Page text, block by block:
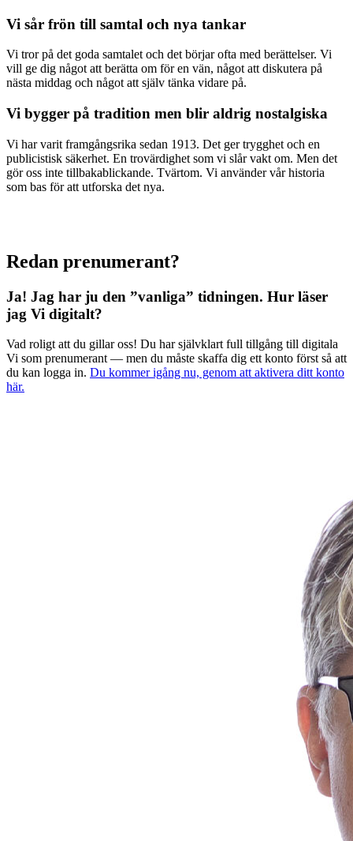
Vi sår frön till samtal och nya tankar
Vi tror på det goda samtalet och det börjar ofta med berättelser. Vi
vill ge dig något att berätta om för en vän, något att diskutera på
nästa middag och något att själv tänka vidare på.
Vi bygger på tradition men blir aldrig nostalgiska
Vi har varit framgångsrika sedan 1913. Det ger trygghet och en
publicistisk säkerhet. En trovärdighet som vi slår vakt om. Men det
gör oss inte tillbakablickande. Tvärtom. Vi använder vår historia
som bas för att utforska det nya.
Redan prenumerant?
Ja! Jag har ju den ”vanliga” tidningen. Hur läser
jag Vi digitalt?
Vad roligt att du gillar oss! Du har självklart full tillgång till digitala
Vi som prenumerant — men du måste skaffa dig ett konto först så att
du kan logga in. Du kommer igång nu, genom att aktivera ditt konto
här.